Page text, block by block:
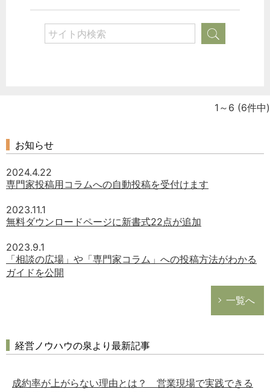
1～6 (6件中)
お知らせ
2024.4.22
専門家投稿用コラムへの自動投稿を受付けます
2023.11.1
無料ダウンロードページに新書式22点が追加
2023.9.1
「相談の広場」や「専門家コラム」への投稿方法がわかる
ガイドを公開
一覧へ
経営ノウハウの泉より最新記事
成約率が上がらない理由とは？ 営業現場で実践できる